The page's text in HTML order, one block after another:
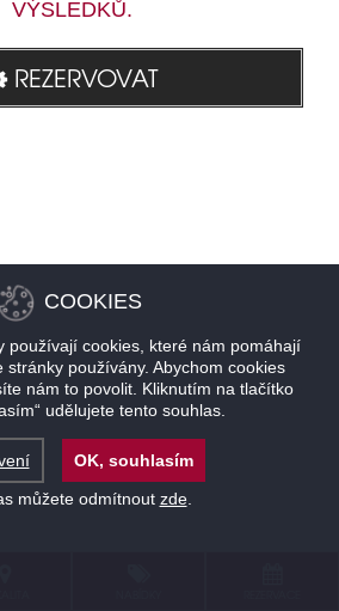
VÝSLEDKŮ.
REZERVOVAT
COOKIES
používají cookies, které nám pomáhají
stránky používány. Abychom cookies
nám to povolit. Kliknutím na tlačítko
udělujete tento souhlas.
OK, souhlasím
můžete odmítnout zde.